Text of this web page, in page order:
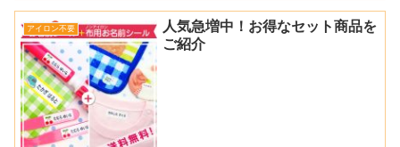
アイロン不要
人気急増中！お得なセット商品を
ご紹介